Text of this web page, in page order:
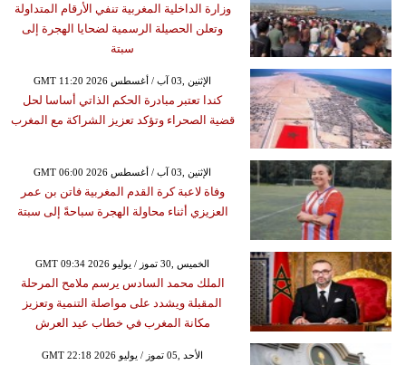
وزارة الداخلية المغربية تنفي الأرقام المتداولة
وتعلن الحصيلة الرسمية لضحايا الهجرة إلى
سبتة
GMT 11:20 2026 الإثنين ,03 آب / أغسطس
كندا تعتبر مبادرة الحكم الذاتي أساسا لحل
قضية الصحراء وتؤكد تعزيز الشراكة مع المغرب
GMT 06:00 2026 الإثنين ,03 آب / أغسطس
وفاة لاعبة كرة القدم المغربية فاتن بن عمر
العزيزي أثناء محاولة الهجرة سباحةً إلى سبتة
GMT 09:34 2026 الخميس ,30 تموز / يوليو
الملك محمد السادس يرسم ملامح المرحلة
المقبلة ويشدد على مواصلة التنمية وتعزيز
مكانة المغرب في خطاب عيد العرش
GMT 22:18 2026 الأحد ,05 تموز / يوليو